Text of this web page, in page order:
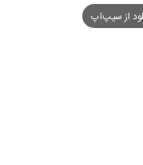
از سیپ‌اپ